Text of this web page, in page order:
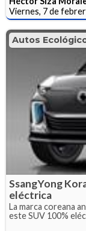
Viernes, 7 de
Autos
SsangYong
eléctrica
La marca coreana
este SUV 100%